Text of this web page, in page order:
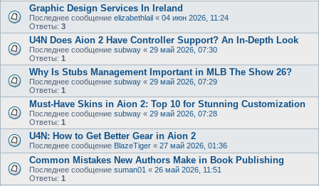
Graphic Design Services In Ireland
Последнее сообщение elizabethlail « 04 июн 2026, 11:24
Ответы: 3
U4N Does Aion 2 Have Controller Support? An In‑Depth Look
Последнее сообщение subway « 29 май 2026, 07:30
Ответы: 1
Why Is Stubs Management Important in MLB The Show 26?
Последнее сообщение subway « 29 май 2026, 07:29
Ответы: 1
Must-Have Skins in Aion 2: Top 10 for Stunning Customization
Последнее сообщение subway « 29 май 2026, 07:28
Ответы: 1
U4N: How to Get Better Gear in Aion 2
Последнее сообщение BlazeTiger « 27 май 2026, 01:36
Common Mistakes New Authors Make in Book Publishing
Последнее сообщение suman01 « 26 май 2026, 11:51
Ответы: 1